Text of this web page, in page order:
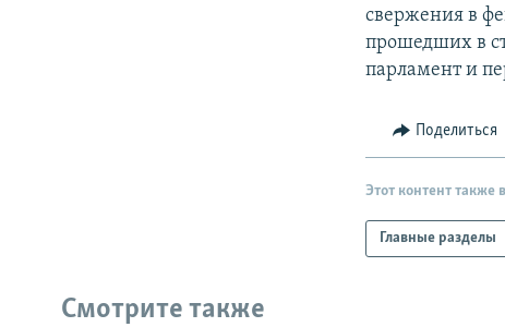
свержения в
прошедших в
парламент и
Поделиться
Этот контент также
Главные разделы
Смотрите также